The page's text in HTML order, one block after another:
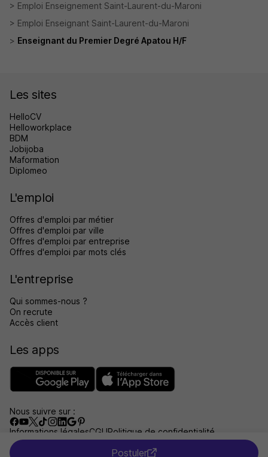
Postuler
Emploi Enseignement Saint-Laurent-du-Maroni
Emploi Enseignant Saint-Laurent-du-Maroni
Enseignant du Premier Degré Apatou H/F
Les sites
HelloCV
Helloworkplace
BDM
Jobijoba
Maformation
Diplomeo
L'emploi
Offres d'emploi par métier
Offres d'emploi par ville
Offres d'emploi par entreprise
Offres d'emploi par mots clés
L'entreprise
Qui sommes-nous ?
On recrute
Accès client
Les apps
Nous suivre sur :
Informations légalesCGUPolitique de confidentialité
Gérer les traceursAccessibilité : non conforme
Aide et contact